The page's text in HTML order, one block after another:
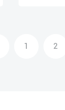
1 2